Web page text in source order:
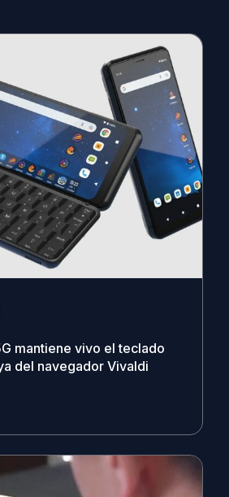
mantiene vivo el teclado
del navegador Vivaldi